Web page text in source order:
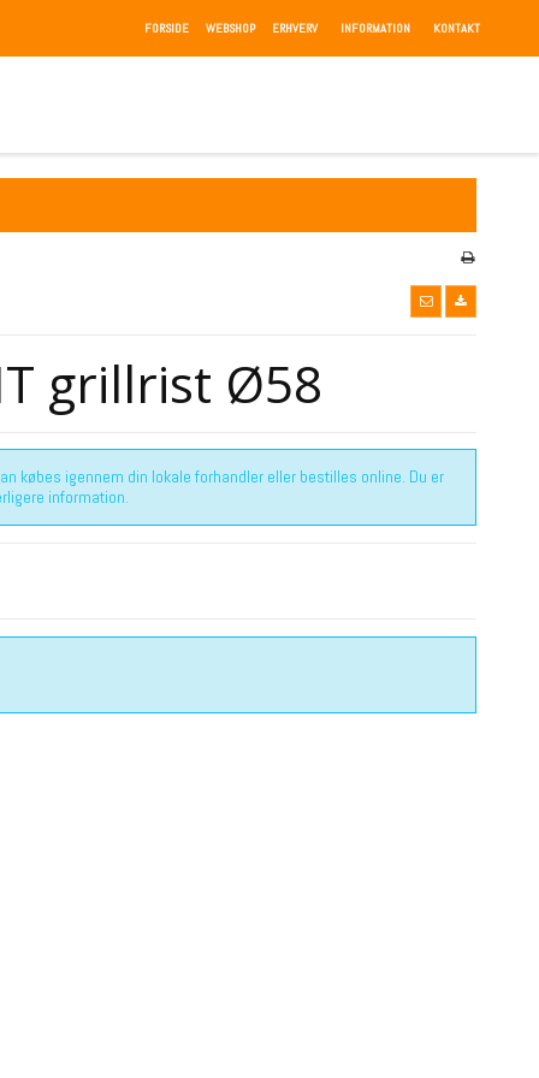
FORSIDE WEBSHOP ERHVERV INFORMATION KONTAKT
grillrist Ø58
købes igennem din lokale forhandler eller bestilles online. Du er
information.